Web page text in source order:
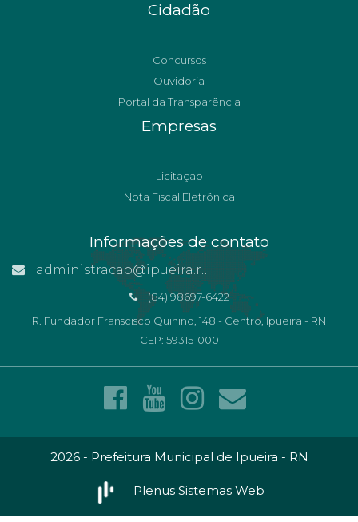
Cidadão
Concursos
Ouvidoria
Portal da Transparência
Empresas
Licitação
Nota Fiscal Eletrônica
Informações de contato
administracao@ipueira.rn.gov.br
(84) 98697-6422
R. Fundador Franscisco Quinino, 148 - Centro, Ipueira - RN
CEP: 59315-000
2026 - Prefeitura Municipal de Ipueira - RN
Plenus Sistemas Web